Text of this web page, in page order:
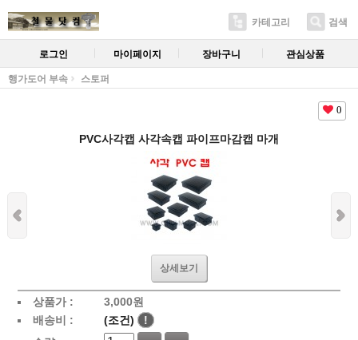
카테고리 검색
로그인 마이페이지 장바구니 관심상품
행가도어 부속 스토퍼
0
PVC사각캡 사각속캡 파이프마감캡 마개
상세보기
상품가 : 3,000원
배송비 :
(조건)
!